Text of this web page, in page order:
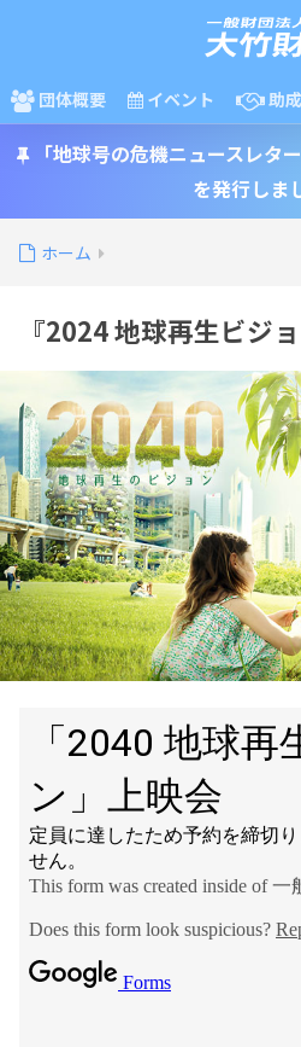
団体概要 イベント 助
「地球号の危機ニュースレタ
を発行しま
ホーム
『2024 地球再生ビジ